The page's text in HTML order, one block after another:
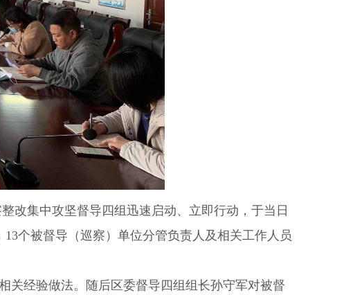
改集中攻坚督导四组迅速启动、立即行动，于当日
13个被督导（巡察）单位分管负责人及相关工作人员
经验做法。随后区委督导四组组长孙守军对被督